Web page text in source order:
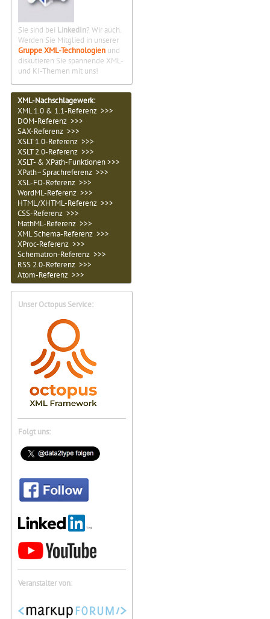
Sie sind bei LinkedIn? Wir auch.
Werden Sie Mitglied in unserer
Gruppe XML-Technologien und
diskutieren Sie spannende XML-
und KI-Themen mit uns!
XML-Nachschlagewerk:
XML 1.0 & 1.1-Referenz >>>
DOM-Referenz >>>
SAX-Referenz >>>
XSLT 1.0-Referenz >>>
XSLT 2.0-Referenz >>>
XSLT- & XPath-Funktionen >>>
XPath–Sprachreferenz >>>
XSL-FO-Referenz >>>
WordML-Referenz >>>
HTML/XHTML-Referenz >>>
CSS-Referenz >>>
MathML-Referenz >>>
XML Schema-Referenz >>>
XProc-Referenz >>>
Schematron-Referenz >>>
RSS 2.0-Referenz >>>
Atom-Referenz >>>
Unser Octopus Service:
Folgt uns:
Veranstalter von: